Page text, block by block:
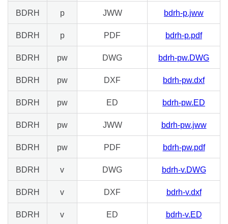
BDRH p JWW bdrh-p.jww
BDRH p PDF bdrh-p.pdf
BDRH pw DWG bdrh-pw.DWG
BDRH pw DXF bdrh-pw.dxf
BDRH pw ED bdrh-pw.ED
BDRH pw JWW bdrh-pw.jww
BDRH pw PDF bdrh-pw.pdf
BDRH v DWG bdrh-v.DWG
BDRH v DXF bdrh-v.dxf
BDRH v ED bdrh-v.ED